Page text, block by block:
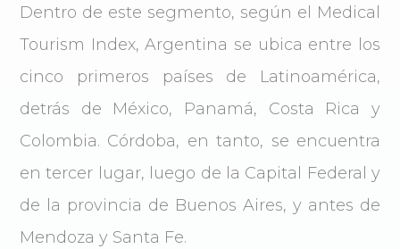
Dentro de este segmento, según el Medical
Tourism Index, Argentina se ubica entre los
cinco primeros países de Latinoamérica,
detrás de México, Panamá, Costa Rica y
Colombia. Córdoba, en tanto, se encuentra
en tercer lugar, luego de la Capital Federal y
de la provincia de Buenos Aires, y antes de
Mendoza y Santa Fe.